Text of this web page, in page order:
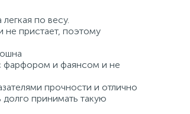
по весу.
не пристает, поэтому
фарфором и фаянсом и не
прочности и отлично
принимать такую